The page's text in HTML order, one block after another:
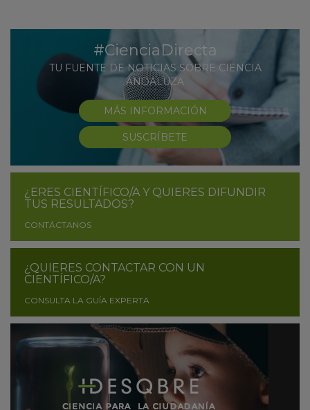
#CienciaDirecta
TU FUENTE DE NOTICIAS SOBRE CIENCIA
ANDALUZA
MÁS INFORMACIÓN
SUSCRÍBETE
¿ERES CIENTÍFICO/A Y QUIERES DIFUNDIR
TUS RESULTADOS?
CONTÁCTANOS
¿QUIERES CONTACTAR CON UN
CIENTÍFICO/A?
CONSULTA LA GUÍA EXPERTA